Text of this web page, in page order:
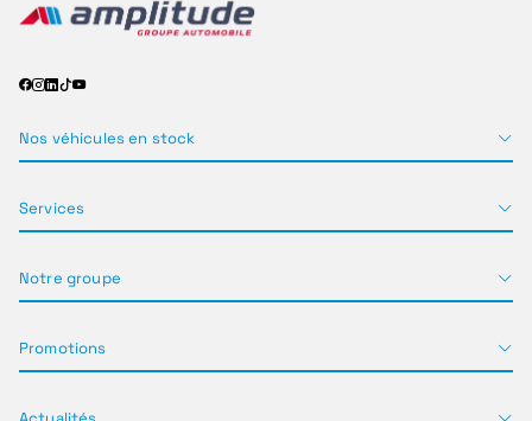
Nos véhicules en stock
Services
Notre groupe
Promotions